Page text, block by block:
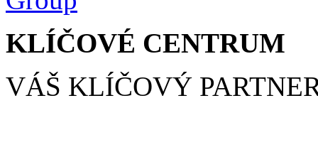
KLÍČOVÉ CENTRUM
VÁŠ KLÍČOVÝ